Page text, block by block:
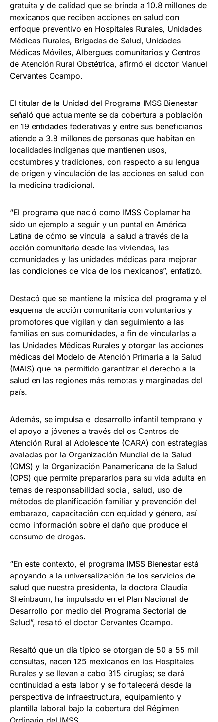
gratuita y de calidad que se brinda a 10.8 millones de
mexicanos que reciben acciones en salud con
enfoque preventivo en Hospitales Rurales, Unidades
Médicas Rurales, Brigadas de Salud, Unidades
Médicas Móviles, Albergues comunitarios y Centros
de Atención Rural Obstétrica, afirmó el doctor Manuel
Cervantes Ocampo.
El titular de la Unidad del Programa IMSS Bienestar
señaló que actualmente se da cobertura a población
en 19 entidades federativas y entre sus beneficiarios
atiende a 3.8 millones de personas que habitan en
localidades indígenas que mantienen usos,
costumbres y tradiciones, con respecto a su lengua
de origen y vinculación de las acciones en salud con
la medicina tradicional.
“El programa que nació como IMSS Coplamar ha
sido un ejemplo a seguir y un puntal en América
Latina de cómo se vincula la salud a través de la
acción comunitaria desde las viviendas, las
comunidades y las unidades médicas para mejorar
las condiciones de vida de los mexicanos”, enfatizó.
Destacó que se mantiene la mística del programa y el
esquema de acción comunitaria con voluntarios y
promotores que vigilan y dan seguimiento a las
familias en sus comunidades, a fin de vincularlas a
las Unidades Médicas Rurales y otorgar las acciones
médicas del Modelo de Atención Primaria a la Salud
(MAIS) que ha permitido garantizar el derecho a la
salud en las regiones más remotas y marginadas del
país.
Además, se impulsa el desarrollo infantil temprano y
el apoyo a jóvenes a través del os Centros de
Atención Rural al Adolescente (CARA) con estrategias
avaladas por la Organización Mundial de la Salud
(OMS) y la Organización Panamericana de la Salud
(OPS) que permite prepararlos para su vida adulta en
temas de responsabilidad social, salud, uso de
métodos de planificación familiar y prevención del
embarazo, capacitación con equidad y género, así
como información sobre el daño que produce el
consumo de drogas.
“En este contexto, el programa IMSS Bienestar está
apoyando a la universalización de los servicios de
salud que nuestra presidenta, la doctora Claudia
Sheinbaum, ha impulsado en el Plan Nacional de
Desarrollo por medio del Programa Sectorial de
Salud”, resaltó el doctor Cervantes Ocampo.
Resaltó que un día típico se otorgan de 50 a 55 mil
consultas, nacen 125 mexicanos en los Hospitales
Rurales y se llevan a cabo 315 cirugías; se dará
continuidad a esta labor y se fortalecerá desde la
perspectiva de infraestructura, equipamiento y
plantilla laboral bajo la cobertura del Régimen